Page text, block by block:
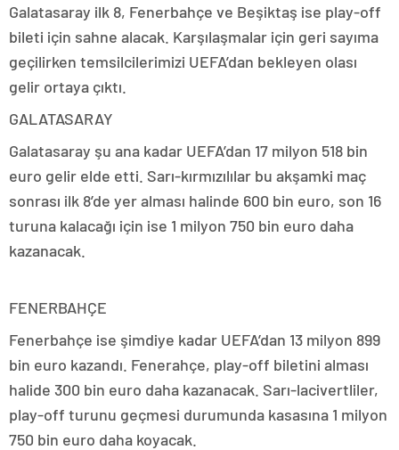
Galatasaray ilk 8, Fenerbahçe ve Beşiktaş ise play-off
bileti için sahne alacak. Karşılaşmalar için geri sayıma
geçilirken temsilcilerimizi UEFA’dan bekleyen olası
gelir ortaya çıktı.
GALATASARAY
Galatasaray şu ana kadar UEFA’dan 17 milyon 518 bin
euro gelir elde etti. Sarı-kırmızılılar bu akşamki maç
sonrası ilk 8’de yer alması halinde 600 bin euro, son 16
turuna kalacağı için ise 1 milyon 750 bin euro daha
kazanacak.
FENERBAHÇE
Fenerbahçe ise şimdiye kadar UEFA’dan 13 milyon 899
bin euro kazandı. Fenerahçe, play-off biletini alması
halide 300 bin euro daha kazanacak. Sarı-lacivertliler,
play-off turunu geçmesi durumunda kasasına 1 milyon
750 bin euro daha koyacak.